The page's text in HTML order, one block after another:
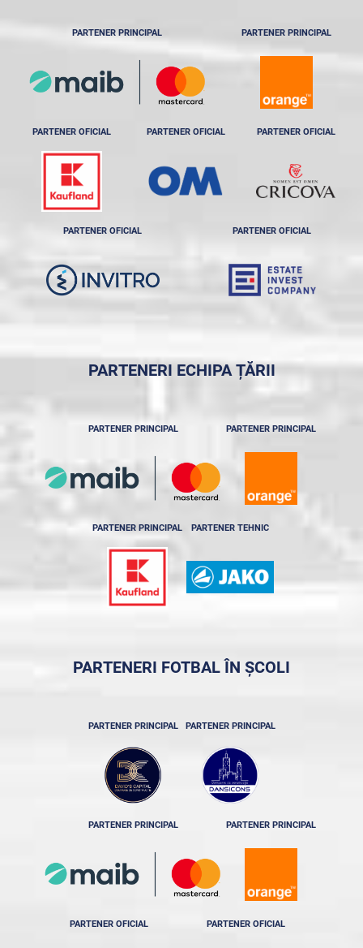
PARTENER PRINCIPAL PARTENER PRINCIPAL
PARTENER OFICIAL PARTENER OFICIAL PARTENER OFICIAL
PARTENER OFICIAL PARTENER OFICIAL
PARTENERI ECHIPA ȚĂRII
PARTENER PRINCIPAL PARTENER PRINCIPAL
PARTENER PRINCIPAL PARTENER TEHNIC
PARTENERI FOTBAL ÎN ȘCOLI
PARTENER PRINCIPAL PARTENER PRINCIPAL
PARTENER PRINCIPAL PARTENER PRINCIPAL
PARTENER OFICIAL PARTENER OFICIAL